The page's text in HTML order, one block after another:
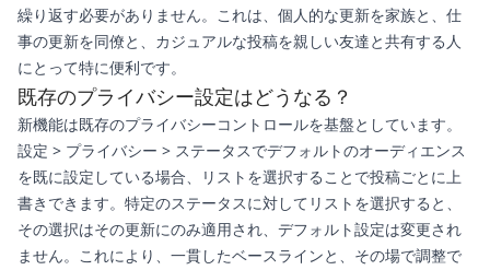
繰り返す必要がありません。これは、個人的な更新を家族と、仕
事の更新を同僚と、カジュアルな投稿を親しい友達と共有する人
にとって特に便利です。
既存のプライバシー設定はどうなる？
新機能は既存のプライバシーコントロールを基盤としています。
設定 > プライバシー > ステータスでデフォルトのオーディエンス
を既に設定している場合、リストを選択することで投稿ごとに上
書きできます。特定のステータスに対してリストを選択すると、
その選択はその更新にのみ適用され、デフォルト設定は変更され
ません。これにより、一貫したベースラインと、その場で調整で